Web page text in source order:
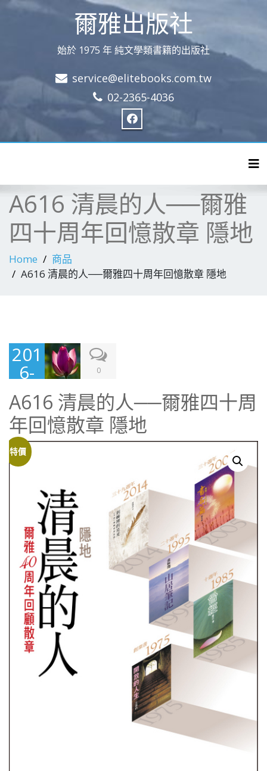
爾雅出版社
始於 1975 年 純文學類書籍的出版社
service@elitebooks.com.tw
02-2365-4036
A616 清晨的人──爾雅
四十周年回憶散章 隱地
Home
商品
A616 清晨的人──爾雅四十周年回憶散章 隱地
201
6-
02-
04
0
A616 清晨的人──爾雅四十周
年回憶散章 隱地
特價